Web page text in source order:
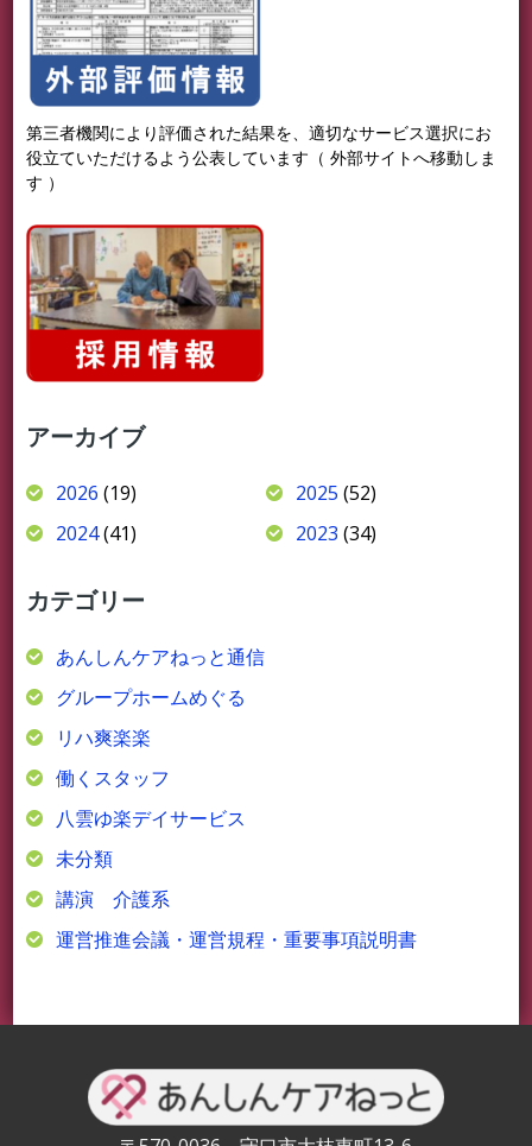
第三者機関により評価された結果を、適切なサービス選択にお
役立ていただけるよう公表しています（ 外部サイトへ移動しま
す ）
アーカイブ
2026 (19) 2025 (52)
2024(41) 2023 (34)
カテゴリー
あんしんケアねっと通信
グループホームめぐる
リハ爽楽楽
働くスタッフ
八雲ゆ楽デイサービス
未分類
講演 介護系
運営推進会議・運営規程・重要事項説明書